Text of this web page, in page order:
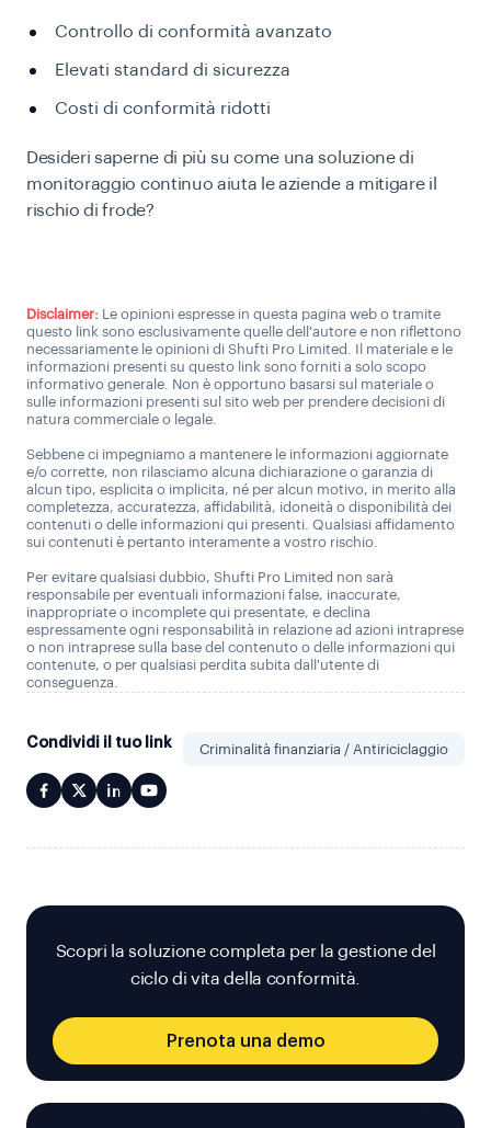
Controllo di conformità avanzato
Elevati standard di sicurezza
Costi di conformità ridotti
Desideri saperne di più su come una soluzione di
monitoraggio continuo aiuta le aziende a mitigare il
rischio di frode?
Disclaimer: Le opinioni espresse in questa pagina web o tramite
questo link sono esclusivamente quelle dell'autore e non riflettono
necessariamente le opinioni di Shufti Pro Limited. Il materiale e le
informazioni presenti su questo link sono forniti a solo scopo
informativo generale. Non è opportuno basarsi sul materiale o
sulle informazioni presenti sul sito web per prendere decisioni di
natura commerciale o legale.
Sebbene ci impegniamo a mantenere le informazioni aggiornate
e/o corrette, non rilasciamo alcuna dichiarazione o garanzia di
alcun tipo, esplicita o implicita, né per alcun motivo, in merito alla
completezza, accuratezza, affidabilità, idoneità o disponibilità dei
contenuti o delle informazioni qui presenti. Qualsiasi affidamento
sui contenuti è pertanto interamente a vostro rischio.
Per evitare qualsiasi dubbio, Shufti Pro Limited non sarà
responsabile per eventuali informazioni false, inaccurate,
inappropriate o incomplete qui presentate, e declina
espressamente ogni responsabilità in relazione ad azioni intraprese
o non intraprese sulla base del contenuto o delle informazioni qui
contenute, o per qualsiasi perdita subita dall'utente di
conseguenza.
Condividi il tuo link Criminalità finanziaria / Antiriciclaggio
Scopri la soluzione completa per la gestione del
ciclo di vita della conformità.
Prenota una demo